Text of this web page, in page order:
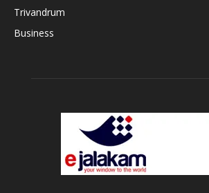
Trivandrum
Business